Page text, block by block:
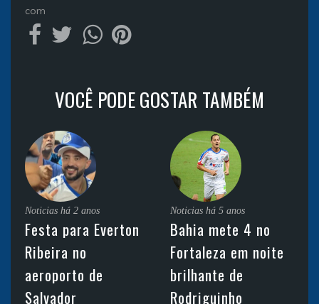
com
VOCÊ PODE GOSTAR TAMBÉM
Noticias há 2 anos
Festa para Everton
Ribeira no
aeroporto de
Salvador
Noticias há 5 anos
Bahia mete 4 no
Fortaleza em noite
brilhante de
Rodriguinho